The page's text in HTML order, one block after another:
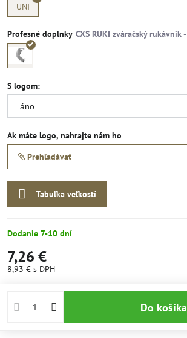
UNI
Profesné doplnky
S logom:
Ak máte logo, nahrajte nám ho
Prehľadávať
Tabuľka veľkostí
Dodanie 7-10 dní
7,26 €
8,93 € s DPH
Do košíka